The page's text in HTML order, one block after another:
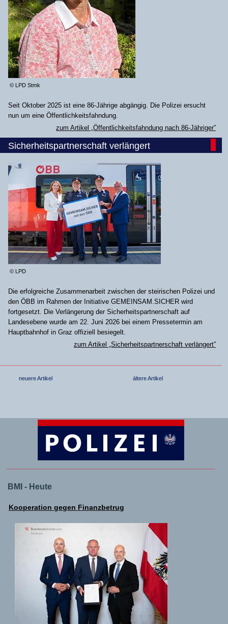
© LPD Stmk
Seit Oktober 2025 ist eine 86-Jährige abgängig. Die Polizei ersucht
nun um eine Öffentlichkeitsfahndung.
zum Artikel „Öffentlichkeitsfahndung nach 86-Jähriger”
Sicherheitspartnerschaft verlängert
© LPD
Die erfolgreiche Zusammenarbeit zwischen der steirischen Polizei und
den ÖBB im Rahmen der Initiative GEMEINSAM.SICHER wird
fortgesetzt. Die Verlängerung der Sicherheitspartnerschaft auf
Landesebene wurde am 22. Juni 2026 bei einem Pressetermin am
Hauptbahnhof in Graz offiziell besiegelt.
zum Artikel „Sicherheitspartnerschaft verlängert”
neuere Artikel ältere Artikel
BMI - Heute
Kooperation gegen Finanzbetrug